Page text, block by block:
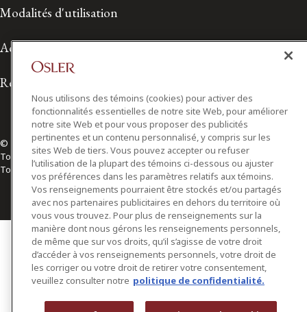
Modalités d'utilisation
Accessibilité
Relations avec les médias
© 2026 Osler, Hoskin & Harcourt S.E.N.C.R.L./s.r.l.
Tous droits réservés
Toronto | Montréal | Calgary | Vancouver | Ottawa | New York
Nous utilisons des témoins (cookies) pour activer des
fonctionnalités essentielles de notre site Web, pour améliorer
notre site Web et pour vous proposer des publicités
pertinentes et un contenu personnalisé, y compris sur les
sites Web de tiers. Vous pouvez accepter ou refuser
l’utilisation de la plupart des témoins ci-dessous ou ajuster
vos préférences dans les paramètres relatifs aux témoins.
Vos renseignements pourraient être stockés et/ou partagés
avec nos partenaires publicitaires en dehors du territoire où
vous vous trouvez. Pour plus de renseignements sur la
manière dont nous gérons les renseignements personnels,
de même que sur vos droits, qu’il s’agisse de votre droit
d’accéder à vos renseignements personnels, votre droit de
les corriger ou votre droit de retirer votre consentement,
veuillez consulter notre politique de confidentialité.